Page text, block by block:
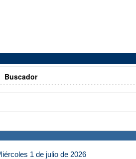
Buscador
1 de julio de 2026